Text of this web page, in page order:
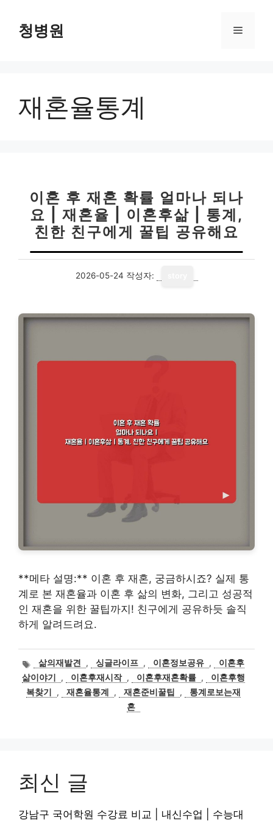
청병원 메
재혼율통계
이혼 후 재혼 확률 얼마나 되나
요 | 재혼율 | 이혼후삶 | 통계,
친한 친구에게 꿀팁 공유해요
2026-05-24 작성자:
**메타 설명:** 이혼 후 재혼, 궁금하시죠? 실제 통
계로 본 재혼율과 이혼 후 삶의 변화, 그리고 성공적
인 재혼을 위한 꿀팁까지! 친구에게 공유하듯 솔직
하게 알려드려요.
태
그
삶의재발견 , 싱글라이프 , 이혼정보공유 ,
이혼후
삶이야기
, 이혼후재시작 , 이혼후재혼확률 ,
이혼후행
복찾기
, 재혼율통계 , 재혼준비꿀팁 ,
통계로보는재
혼
최신 글
강남구 국어학원 수강료 비교 | 내신수업 | 수능대